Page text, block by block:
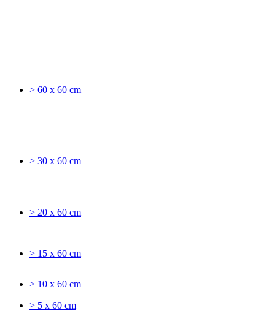
> 60 x 60 cm
> 30 x 60 cm
> 20 x 60 cm
> 15 x 60 cm
> 10 x 60 cm
> 5 x 60 cm